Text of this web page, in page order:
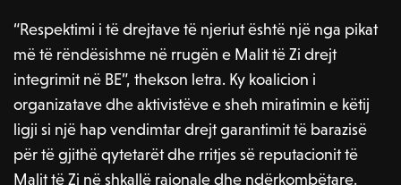
“Respektimi i të drejtave të njeriut është një nga pikat
më të rëndësishme në rrugën e Malit të Zi drejt
integrimit në BE”, thekson letra. Ky koalicion i
organizatave dhe aktivistëve e sheh miratimin e këtij
ligji si një hap vendimtar drejt garantimit të barazisë
për të gjithë qytetarët dhe rritjes së reputacionit të
Malit të Zi në shkallë rajonale dhe ndërkombëtare.